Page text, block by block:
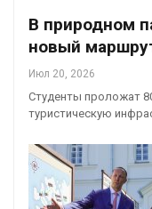
В природном
новый
Июл 20, 2026
Студенты проложат
туристическую